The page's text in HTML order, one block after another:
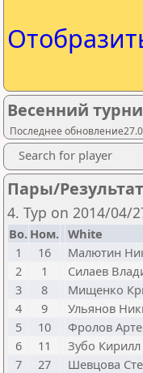
Весенний
Последнее
Search for player
Пары/
4. Тур on 2014/04/
Bo. Ном. White
1
16 Малютин
2
1 Силаев
3
8 Мищенко
4
9 Ульянов
5
10 Фролов
6
11 Зубо Кирилл
7
27 Шевцова